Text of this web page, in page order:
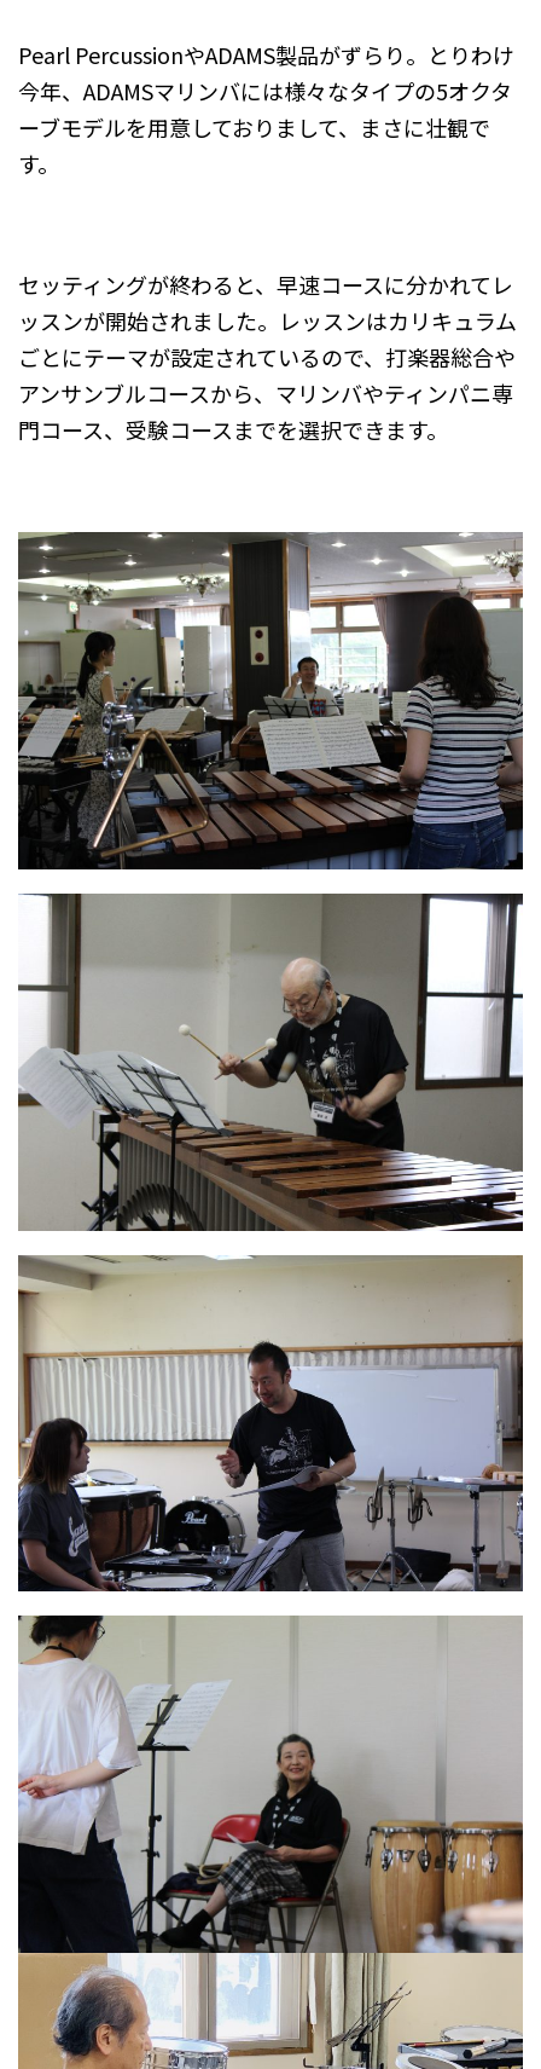
Pearl PercussionやADAMS製品がずらり。とりわけ
今年、ADAMSマリンバには様々なタイプの5オクタ
ーブモデルを用意しておりまして、まさに壮観で
す。
セッティングが終わると、早速コースに分かれてレ
ッスンが開始されました。レッスンはカリキュラム
ごとにテーマが設定されているので、打楽器総合や
アンサンブルコースから、マリンバやティンパニ専
門コース、受験コースまでを選択できます。